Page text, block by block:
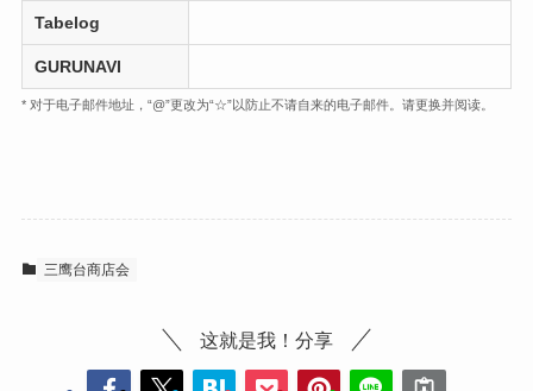
Tabelog
GURUNAVI
* 对于电子邮件地址，“@”更改为“☆”以防止不请自来的电子邮件。请更换并阅读。
三鹰台商店会
这就是我！分享